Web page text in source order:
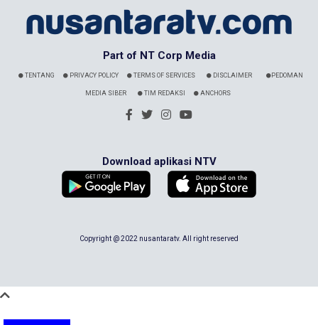
Part of NT Corp Media
TENTANG PRIVACY POLICY TERMS OF SERVICES DISCLAIMER PEDOMAN
MEDIA SIBER TIM REDAKSI ANCHORS
Download aplikasi NTV
Copyright @ 2022 nusantaratv. All right reserved